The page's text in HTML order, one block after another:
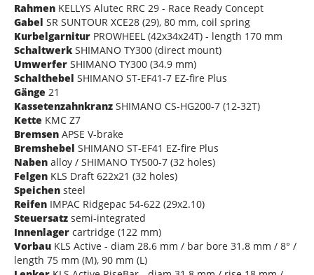
Rahmen KELLYS Alutec RRC 29 - Race Ready Concept
Gabel SR SUNTOUR XCE28 (29), 80 mm, coil spring
Kurbelgarnitur PROWHEEL (42x34x24T) - length 170 mm
Schaltwerk SHIMANO TY300 (direct mount)
Umwerfer SHIMANO TY300 (34.9 mm)
Schalthebel SHIMANO ST-EF41-7 EZ-fire Plus
Gänge 21
Kassetenzahnkranz SHIMANO CS-HG200-7 (12-32T)
Kette KMC Z7
Bremsen APSE V-brake
Bremshebel SHIMANO ST-EF41 EZ-fire Plus
Naben alloy / SHIMANO TY500-7 (32 holes)
Felgen KLS Draft 622x21 (32 holes)
Speichen steel
Reifen IMPAC Ridgepac 54-622 (29x2.10)
Steuersatz semi-integrated
Innenlager cartridge (122 mm)
Vorbau KLS Active - diam 28.6 mm / bar bore 31.8 mm / 8° /
length 75 mm (M), 90 mm (L)